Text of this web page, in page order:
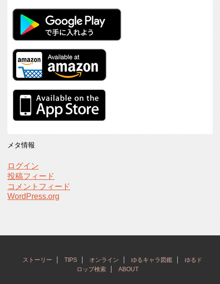
メタ情報
ログイン
投稿フィード
コメントフィード
WordPress.org
ストーリー TIPS オンライン ゆるキャラ図鑑
ゆるド
ロップ検索
ABOUT